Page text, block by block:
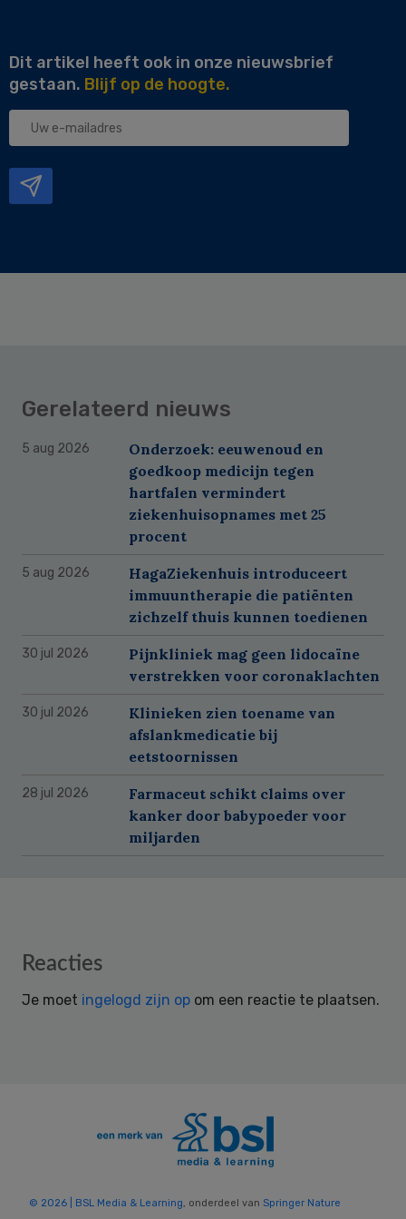
Dit artikel heeft ook in onze nieuwsbrief
gestaan. Blijf op de hoogte.
Uw
Gerelateerd nieuws
5 aug 2026
Onderzoek: eeuwenoud en
goedkoop medicijn tegen
hartfalen vermindert
ziekenhuisopnames met 25
procent
5 aug 2026
HagaZiekenhuis introduceert
immuuntherapie die patiënten
zichzelf thuis kunnen toedienen
30 jul 2026
Pijnkliniek mag geen lidocaïne
verstrekken voor coronaklachten
30 jul 2026
Klinieken zien toename van
afslankmedicatie bij
eetstoornissen
28 jul 2026
Farmaceut schikt claims over
kanker door babypoeder voor
miljarden
Reader
Reacties
Je moet ingelogd zijn op om een reactie te plaatsen.
© 2026 | BSL Media & Learning, onderdeel van Springer Nature